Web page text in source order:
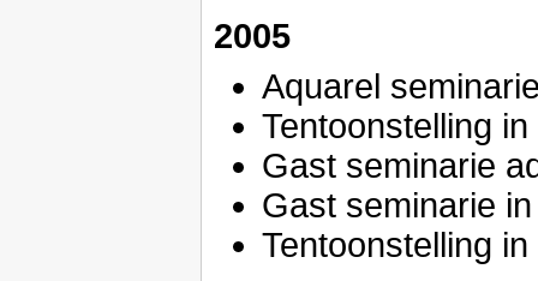
2005
Aquarel
Tentoonstelling in
Gast seminarie
Gast seminarie
Tentoonstelling